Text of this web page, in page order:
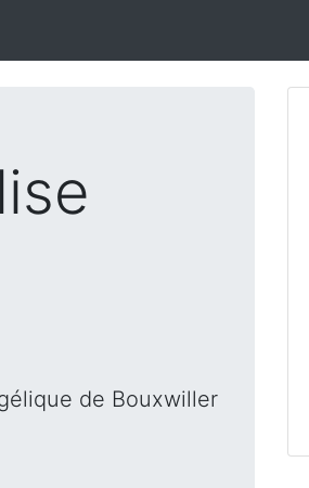
de Bouxwiller